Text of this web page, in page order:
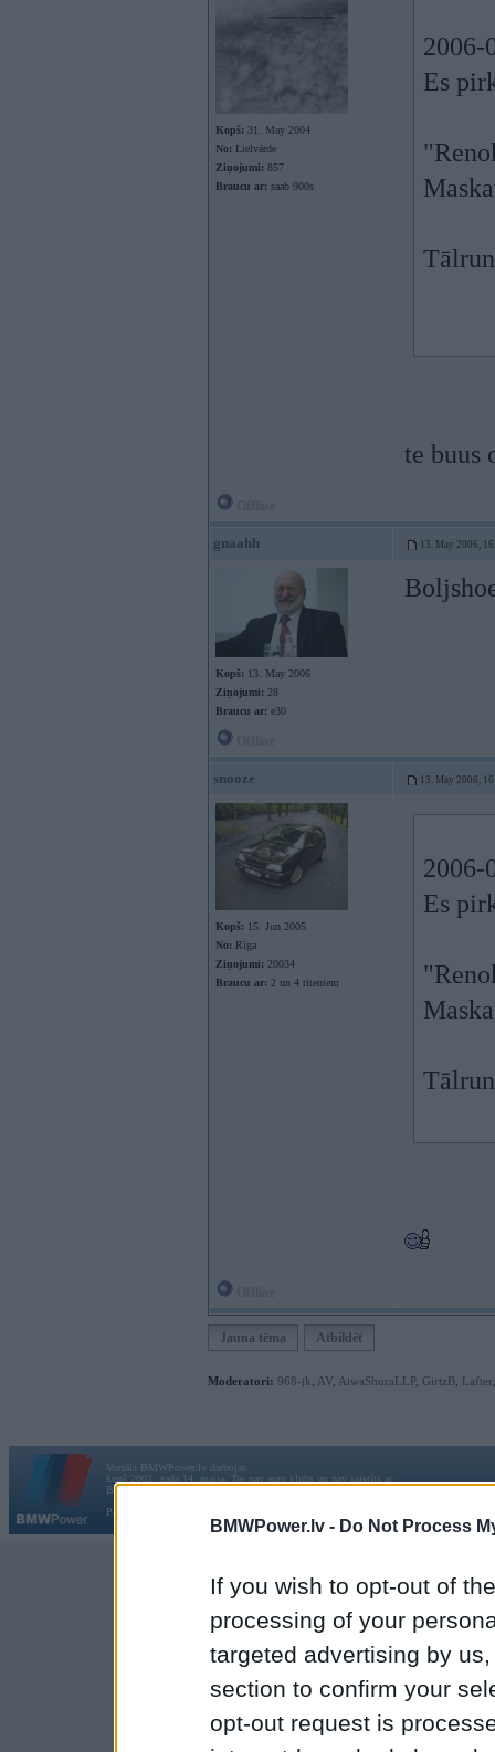
BMWPower.lv - Do Not Process
If you wish to opt-out of
processing of your
targeted advertising by
section to confirm your
opt-out request is
Kopš: 31. May 2004
No: Lielvārde
Ziņojumi: 857
Braucu ar: saab 900s
2006-
Es
te
gnaahh 13. May 2006,
Kopš: 13. May 2006
Ziņojumi: 28
Braucu ar: e30
snooze 13. May 2006,
Kopš: 15. Jun 2005
No: Rīga
Ziņojumi: 20034
Braucu ar: 2 un 4 riteniem
2006-
Es
Jauna tēma Atbildēt
Moderatori: 968-jk AV AiwaShuraLLP, GirtzB Lafter
Vortāls BMWPower.lv darbojas
kopš 2002. gada 14. maija. Tas nav auto klubs un nav saistīts ar
BMW AG.
Par BMWPower
Galvena|